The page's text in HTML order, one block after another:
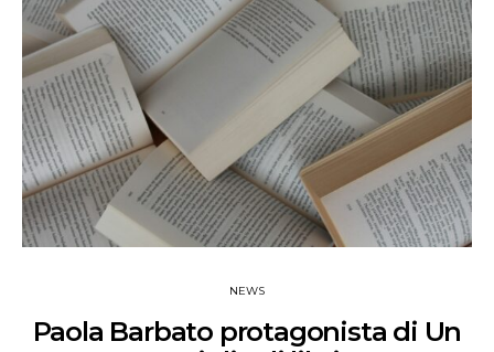
NEWS
Paola Barbato protagonista di Un